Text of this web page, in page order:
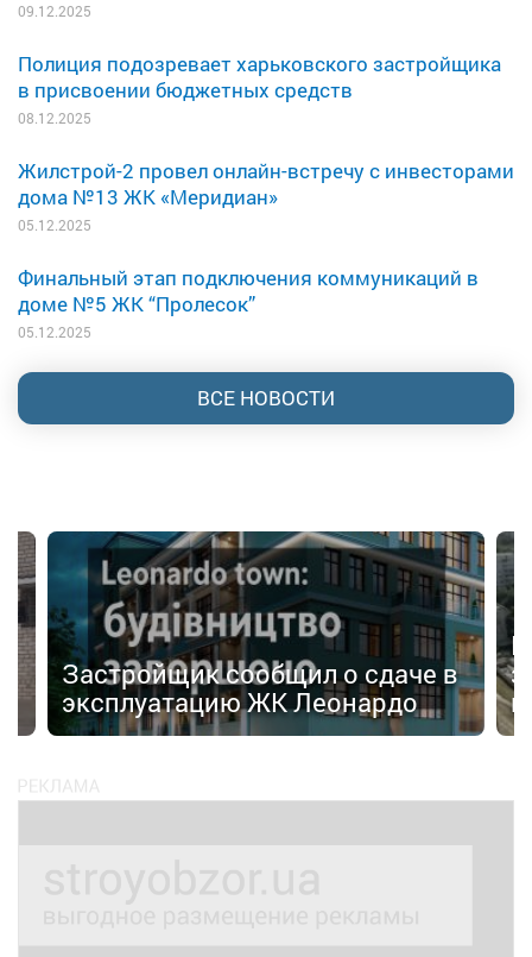
09.12.2025
Полиция подозревает харьковского застройщика
в присвоении бюджетных средств
08.12.2025
Жилстрой-2 провел онлайн-встречу с инвесторами
дома №13 ЖК «Меридиан»
05.12.2025
Финальный этап подключения коммуникаций в
доме №5 ЖК “Пролесок”
05.12.2025
ВСЕ НОВОСТИ
Застройщик сообщил о сдаче в
эксплуатацию ЖК Леонардо